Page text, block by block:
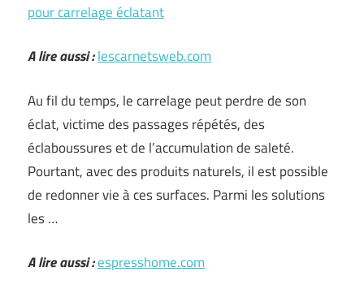
pour carrelage éclatant
A lire aussi :lescarnetsweb.com
Au fil du temps, le carrelage peut perdre de son
éclat, victime des passages répétés, des
éclaboussures et de l’accumulation de saleté.
Pourtant, avec des produits naturels, il est possible
de redonner vie à ces surfaces. Parmi les solutions
les …
A lire aussi :espresshome.com